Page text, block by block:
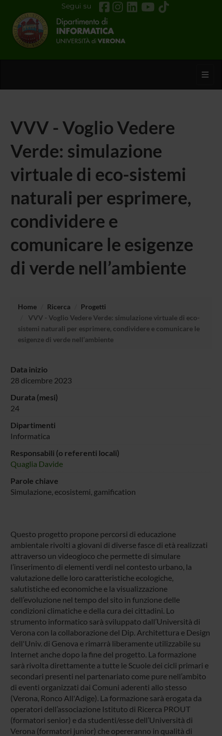
Segui su
VVV - Voglio Vedere
Verde: simulazione
virtuale di eco-sistemi
naturali per esprimere,
condividere e
comunicare le esigenze
di verde nell’ambiente
Home Ricerca
Progetti
VVV - Voglio Vedere Verde: simulazione virtuale di eco-
sistemi naturali per esprimere, condividere e comunicare le
esigenze di verde nell’ambiente
Data inizio
28 dicembre 2023
Durata (mesi)
24
Dipartimenti
Informatica
Responsabili (o referenti locali)
Quaglia Davide
Parole chiave
Simulazione, ecosistemi, gamification
Questo progetto propone percorsi di educazione
ambientale rivolti a giovani di diverse fasce di età realizzati
attraverso un videogioco che permette di simulare
l’inserimento di elementi verdi nel contesto urbano, la
valutazione delle loro caratteristiche ecologiche,
salutistiche ed economiche e la visualizzazione
dell’evoluzione nel tempo del sito in funzione delle
condizioni climatiche e della cura dei cittadini. Lo
strumento informatico sarà sviluppato dall’Università di
Verona con la collaborazione del Dip. Architettura e Design
dell'Univ. di Genova e rimarrà liberamente utilizzabile su
Internet anche dopo la fine del progetto. La formazione
sarà rivolta direttamente a tutte le Scuole dei cicli primari e
secondari presenti nel partenariato come pure nell’ambito
di eventi organizzati dai Comuni aderenti allo stesso
(Verona, Ronco All'Adige). La formazione sarà erogata da
operatori dell’associazione Istituto di Ricerca PROUT
(formatori senior) e da studenti/esse dell’Università di
Verona (formatori junior) che opereranno in qualità di